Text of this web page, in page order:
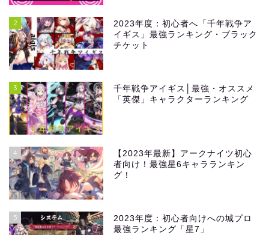
2
2023年度：初心者へ「千年戦争ア
イギス」最強ランキング・ブラック
チケット
3
千年戦争アイギス│最強・オススメ
「英傑」キャラクターランキング
4
【2023年最新】アークナイツ初心
者向け！最強星6キャラランキン
グ！
5
2023年度：初心者向けへの城プロ
最強ランキング「星7」